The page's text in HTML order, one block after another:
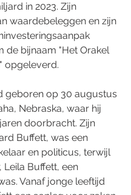
in 2023. Zijn
waardebeleggen en zijn
de bijnaam "Het Orakel
opgeleverd.
geboren op 30 augustus
Nebraska, waar hij
doorbracht. Zijn
Buffett, was een
en politicus, terwijl
Leila Buffett, een
Vanaf jonge leeftijd